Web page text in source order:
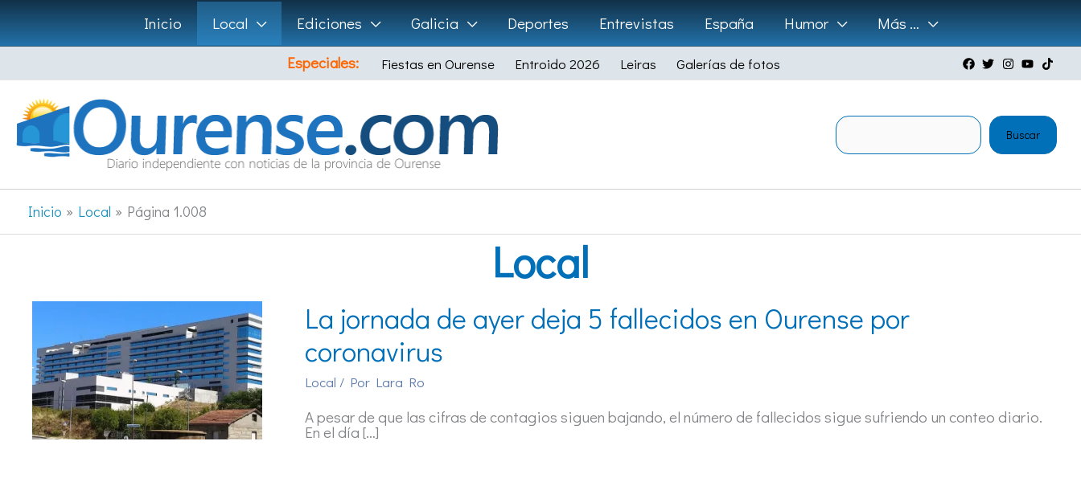
Ir
al
contenido
Inicio Local Ediciones Galicia Deportes Entrevistas España Humor
Más …
Especiales:
Fiestas en Ourense Entroido 2026 Leiras Galerías de fotos
Buscar
Inicio Local Página 1.008
Local
La jornada de ayer deja 5 fallecidos en Ourense por
coronavirus
Local / Por Lara Ro
A pesar de que las cifras de contagios siguen bajando, el número de fallecidos sigue sufriendo un conteo diario.
En el día […]